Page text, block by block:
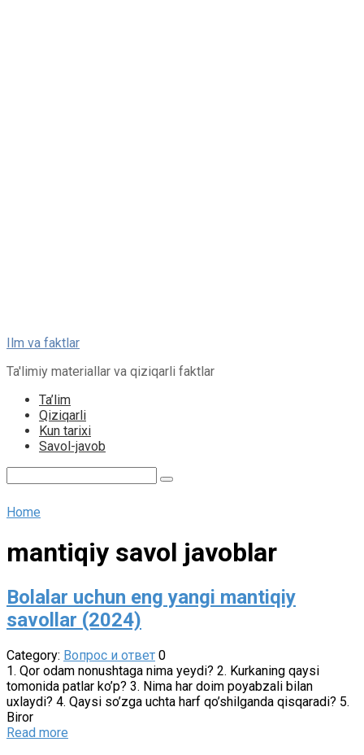
Skip
content
Ilm va faktlar
Ta'limiy materiallar va qiziqarli faktlar
Ta’lim
Qiziqarli
Kun tarixi
Savol-javob
Home
mantiqiy savol javoblar
Bolalar uchun eng yangi mantiqiy
savollar (2024)
Category: Вопрос и ответ 0
1. Qor odam nonushtaga nima yeydi? 2. Kurkaning qaysi
tomonida patlar ko’p? 3. Nima har doim poyabzali bilan
uxlaydi? 4. Qaysi so’zga uchta harf qo’shilganda qisqaradi? 5.
Biror
Read more